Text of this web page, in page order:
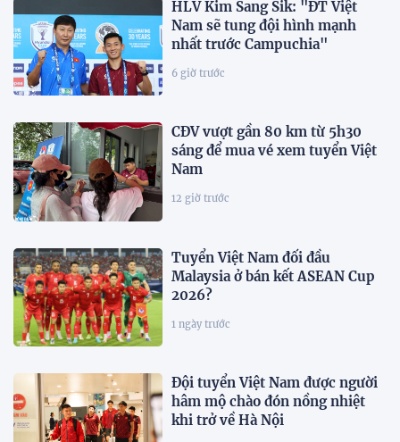
HLV Kim Sang Sik: "ĐT Việt
Nam sẽ tung đội hình mạnh
nhất trước Campuchia"
6 giờ trước
CĐV vượt gần 80 km từ 5h30
sáng để mua vé xem tuyển Việt
Nam
12 giờ trước
Tuyển Việt Nam đối đầu
Malaysia ở bán kết ASEAN Cup
2026?
1 ngày trước
Đội tuyển Việt Nam được người
hâm mộ chào đón nồng nhiệt
khi trở về Hà Nội